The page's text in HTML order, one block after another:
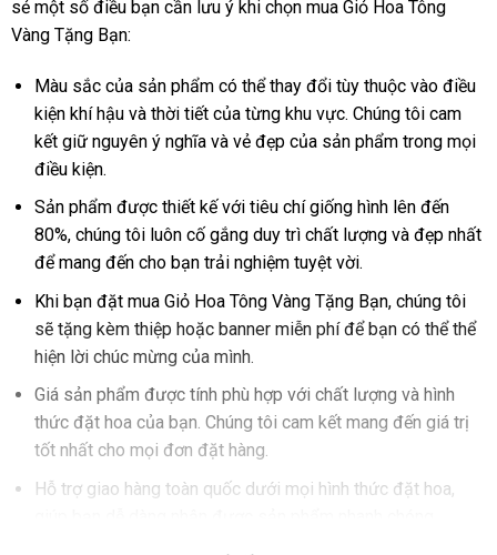
sẻ một số điều bạn cần lưu ý khi chọn mua Giỏ Hoa Tông
Vàng Tặng Bạn:
Màu sắc của sản phẩm có thể thay đổi tùy thuộc vào điều
kiện khí hậu và thời tiết của từng khu vực. Chúng tôi cam
kết giữ nguyên ý nghĩa và vẻ đẹp của sản phẩm trong mọi
điều kiện.
Sản phẩm được thiết kế với tiêu chí giống hình lên đến
80%, chúng tôi luôn cố gắng duy trì chất lượng và đẹp nhất
để mang đến cho bạn trải nghiệm tuyệt vời.
Khi bạn đặt mua Giỏ Hoa Tông Vàng Tặng Bạn, chúng tôi
sẽ tặng kèm thiệp hoặc banner miễn phí để bạn có thể thể
hiện lời chúc mừng của mình.
Giá sản phẩm được tính phù hợp với chất lượng và hình
thức đặt hoa của bạn. Chúng tôi cam kết mang đến giá trị
tốt nhất cho mọi đơn đặt hàng.
Hỗ trợ giao hàng toàn quốc dưới mọi hình thức đặt hoa,